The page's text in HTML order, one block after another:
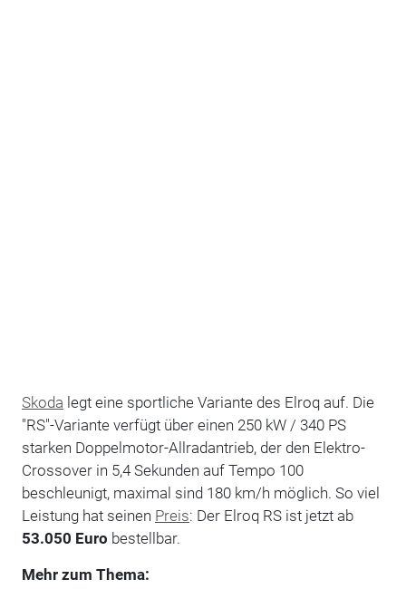
Skoda legt eine sportliche Variante des Elroq auf. Die
"RS"-Variante verfügt über einen 250 kW / 340 PS
starken Doppelmotor-Allradantrieb, der den Elektro-
Crossover in 5,4 Sekunden auf Tempo 100
beschleunigt, maximal sind 180 km/h möglich. So viel
Leistung hat seinen Preis: Der Elroq RS ist jetzt ab
53.050 Euro bestellbar.
Mehr zum Thema: